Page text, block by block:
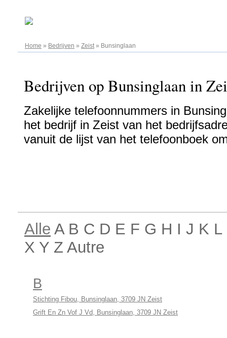
Home » Bedrijven » Zeist» Bunsinglaan
Bedrijven op Bunsinglaan in
Zakelijke telefoonnummers in
het bedrijf in Zeist van het
vanuit de lijst van het telefoonboek
Alle A B C D E F G H I J K
X Y Z Autre
B
Stichting Fibou, Bunsinglaan, 3709 JN Zeist
Grift En Zn Vof J Vd, Bunsinglaan, 3709 JN Zeist